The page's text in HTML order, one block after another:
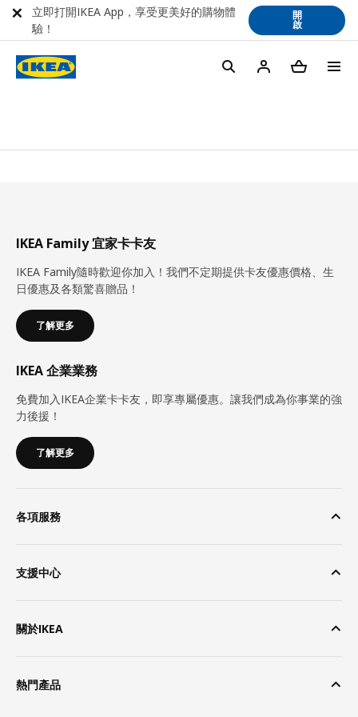
IKEA Family 宜家卡卡友
IKEA Family隨時歡迎你加入！我們不定期提供卡友優惠價格、生
日優惠及各類驚喜贈品！
了解更多
IKEA 企業業務
免費加入IKEA企業卡卡友，即享專屬優惠。讓我們成為你事業的強
力後援！
了解更多
各項服務
支援中心
關於IKEA
熱門產品
立即打開IKEA App，享受更美好的購物體
驗！
開
啟